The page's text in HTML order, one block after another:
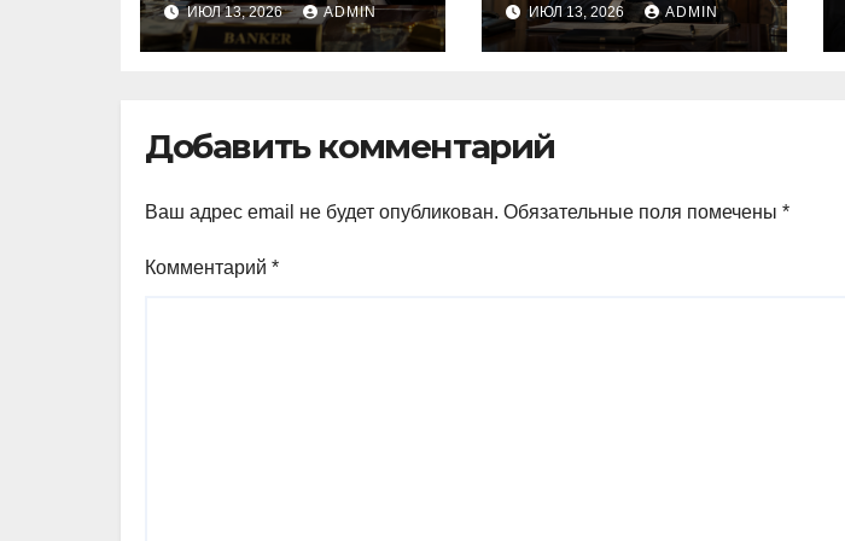
стать банкир из
Украины Василе
ИЮЛ 13, 2026 ADMIN
премьер-
министра
ИЮЛ 13, 2026 ADMIN
Добавить комментарий
Ваш адрес email не будет опубликован. Обязательные поля помечены *
Комментарий *